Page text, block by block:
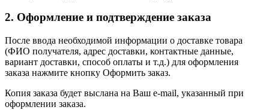
2. Оформление и подтверждение заказа
После ввода необходимой информации о доставке товара
(ФИО получателя, адрес доставки, контактные данные,
вариант доставки, способ оплаты и т.д.) для оформления
заказа нажмите кнопку Оформить заказ.
Копия заказа будет выслана на Ваш e-mail, указанный при
оформлении заказа.